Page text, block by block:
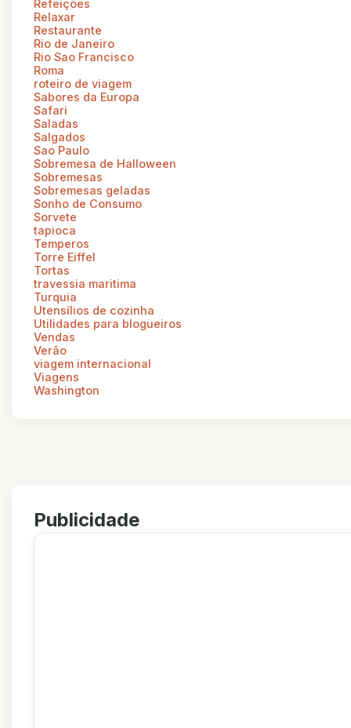
Refeições
Relaxar
Restaurante
Rio de Janeiro
Rio Sao Francisco
Roma
roteiro de viagem
Sabores da Europa
Safari
Saladas
Salgados
Sao Paulo
Sobremesa de Halloween
Sobremesas
Sobremesas geladas
Sonho de Consumo
Sorvete
tapioca
Temperos
Torre Eiffel
Tortas
travessia maritima
Turquia
Utensílios de cozinha
Utilidades para blogueiros
Vendas
Verão
viagem internacional
Viagens
Washington
Publicidade